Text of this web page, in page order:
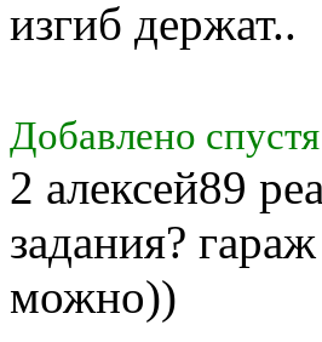
изгиб держат..
Добавлено
2 алексей89
задания?
можно))